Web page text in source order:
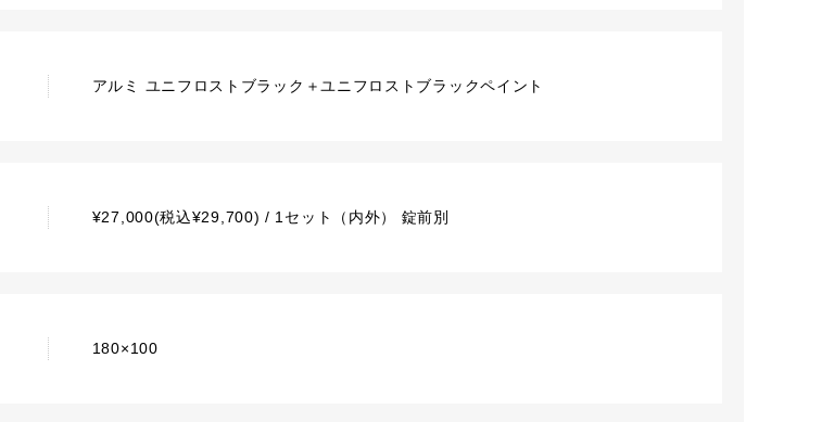
アルミ ユニフロストブラック＋ユニフロストブラックペイント
¥27,000(税込¥29,700) / 1セット（内外） 錠前別
180×100